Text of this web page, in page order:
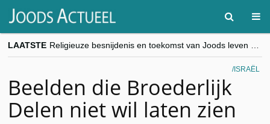
LAATSTE
“Besnijdenisdebat toont hoe moeilijk seculiere Westen minderheden begrijpt”, Jinnih Beels (Vooruit)
CITYTRIP | ROEMENIË – Boekarest: de verrassing van Oost-Europa
ISRAËL
Beelden die Broederlijk
Delen niet wil laten zien